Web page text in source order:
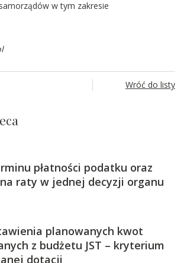
w tym zakresie
Wróć do listy
płatności podatku oraz
na raty w jednej decyzji organu
planowanych kwot
z budżetu JST – kryterium
dotacji